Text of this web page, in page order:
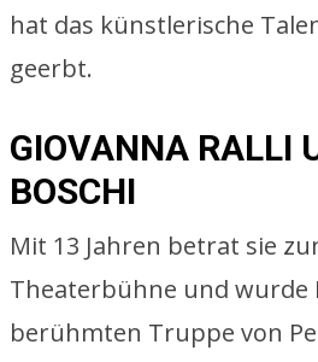
hat das künstlerische
geerbt.
GIOVANNA RALLI
BOSCHI
Mit 13 Jahren betrat sie
Theaterbühne und wurde
berühmten Truppe von